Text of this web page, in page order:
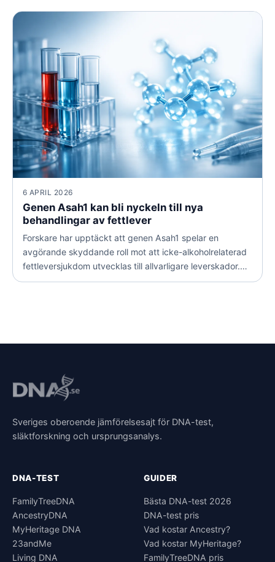
gener.
6 APRIL 2026
Genen Asah1 kan bli nyckeln till nya
behandlingar av fettlever
Forskare har upptäckt att genen Asah1 spelar en
avgörande skyddande roll mot att icke-alkoholrelaterad
fettleversjukdom utvecklas till allvarligare leverskador.
Fyndet öppnar dörren för helt nya behandlingsstrategier.
Sveriges oberoende jämförelsesajt för DNA-test,
släktforskning och ursprungsanalys.
DNA-TEST
FamilyTreeDNA
AncestryDNA
MyHeritage DNA
23andMe
Living DNA
GUIDER
Bästa DNA-test 2026
DNA-test pris
Vad kostar Ancestry?
Vad kostar MyHeritage?
FamilyTreeDNA pris